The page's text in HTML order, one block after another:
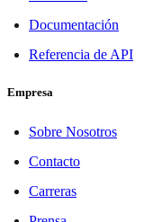
Documentación
Referencia de API
Empresa
Sobre Nosotros
Contacto
Carreras